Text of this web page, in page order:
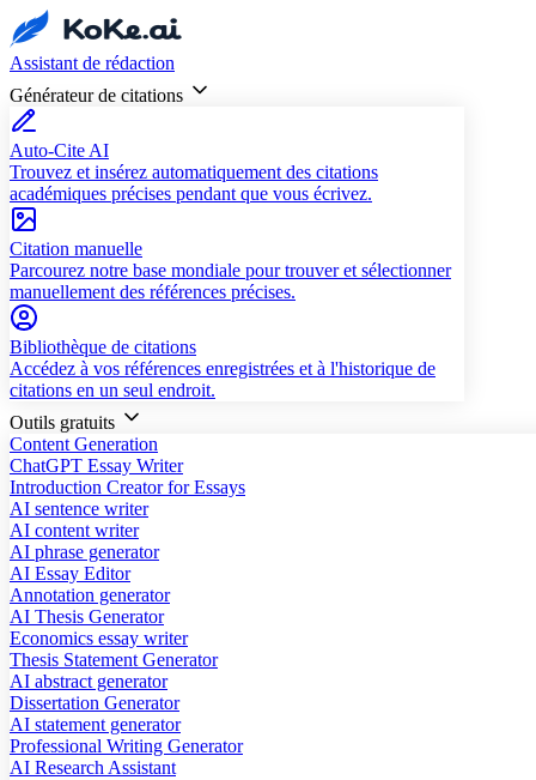
Assistant de rédaction
Générateur de citations
Auto-Cite AI
Trouvez et insérez automatiquement des citations
académiques précises pendant que vous écrivez.
Citation manuelle
Parcourez notre base mondiale pour trouver et sélectionner
manuellement des références précises.
Bibliothèque de citations
Accédez à vos références enregistrées et à l'historique de
citations en un seul endroit.
Outils gratuits
Content Generation
ChatGPT Essay Writer
Introduction Creator for Essays
AI sentence writer
AI content writer
AI phrase generator
AI Essay Editor
Annotation generator
AI Thesis Generator
Economics essay writer
Thesis Statement Generator
AI abstract generator
Dissertation Generator
AI statement generator
Professional Writing Generator
AI Research Assistant